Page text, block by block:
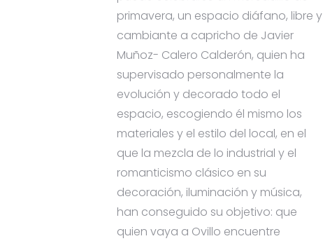
primavera, un espacio diáfano, libre y
cambiante a capricho de Javier
Muñoz- Calero Calderón, quien ha
supervisado personalmente la
evolución y decorado todo el
espacio, escogiendo él mismo los
materiales y el estilo del local, en el
que la mezcla de lo industrial y el
romanticismo clásico en su
decoración, iluminación y música,
han conseguido su objetivo: que
quien vaya a Ovillo encuentre